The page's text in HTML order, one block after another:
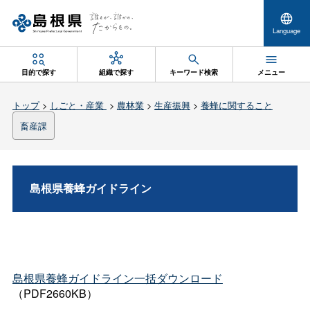
Language
目的で探す 組織で探す キーワード検索 メニュー
トップ> しごと・産業 > 農林業> 生産振興> 養蜂に関すること
畜産課
島根県養蜂ガイドライン
島根県養蜂ガイドライン一括ダウンロード
（PDF2660KB）